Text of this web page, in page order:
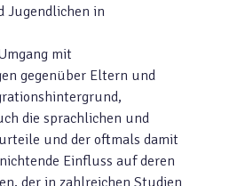
Jugendlichen in
mit
gegenüber Eltern und
die sprachlichen und
und der oftmals damit
Einfluss auf deren
der in zahlreichen Studien